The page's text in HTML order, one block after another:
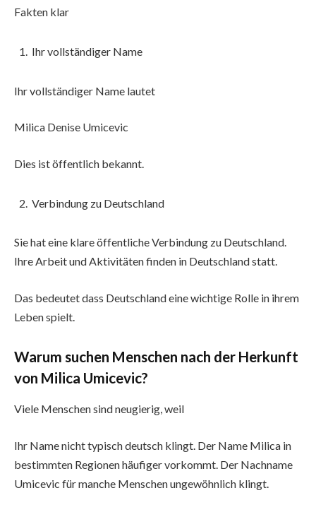
Fakten klar
Ihr vollständiger Name
Ihr vollständiger Name lautet
Milica Denise Umicevic
Dies ist öffentlich bekannt.
Verbindung zu Deutschland
Sie hat eine klare öffentliche Verbindung zu Deutschland.
Ihre Arbeit und Aktivitäten finden in Deutschland statt.
Das bedeutet dass Deutschland eine wichtige Rolle in ihrem
Leben spielt.
Warum suchen Menschen nach der Herkunft
von Milica Umicevic?
Viele Menschen sind neugierig, weil
Ihr Name nicht typisch deutsch klingt. Der Name Milica in
bestimmten Regionen häufiger vorkommt. Der Nachname
Umicevic für manche Menschen ungewöhnlich klingt.